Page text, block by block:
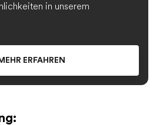
in unserem
ERFAHREN